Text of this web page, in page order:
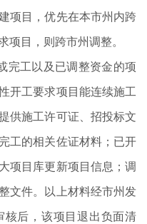
项目，优先在本市州内跨
项目，则跨市州调整。
工以及已调整资金的项
开工要求项目能连续施工
供施工许可证、招投标文
工的相关佐证材料；已开
项目库更新项目信息；调
文件。以上材料经市州发
后，该项目退出负面清